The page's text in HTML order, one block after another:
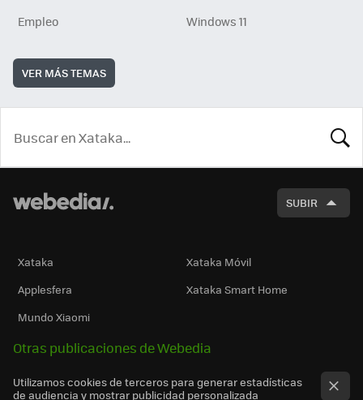
Empleo
Windows 11
VER MÁS TEMAS
SUBIR
Xataka
Xataka Móvil
Applesfera
Xataka Smart Home
Mundo Xiaomi
Otras publicaciones de Webedia
Utilizamos cookies de terceros para generar estadísticas
de audiencia y mostrar publicidad personalizada